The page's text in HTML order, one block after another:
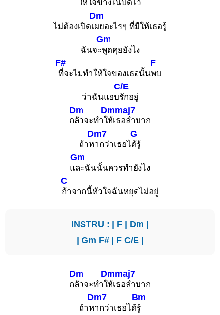
ให้ใจข้างในปิดไว้
ไม่ต้องเปิดเ
Dm
ผยอะไรๆ ที่มีให้เธอรู้
ฉันจะ
Gm
พูดคุยยังไง
F#
ที่จะไม่ทำให้ใจของเธอนั้น
F
พบ
ว่าฉันแอบ
C/E
รักอยู่
ก
Dm
ลัวจะทำใ
Dmmaj7
ห้เธอลำบาก
ถ้าห
Dm7
ากว่าเธอไ
G
ด้รู้
แ
Gm
ละฉันนั้นควรทำยังไง
C
ถ้าจากนี้หัวใจฉันหยุดไม่อยู่
INSTRU : | F | Dm |
| Gm F#| F C/E|
ก
Dm
ลัวจะทำใ
Dmmaj7
ห้เธอลำบาก
ถ้าห
Dm7
ากว่าเธอได้
Bm
รู้